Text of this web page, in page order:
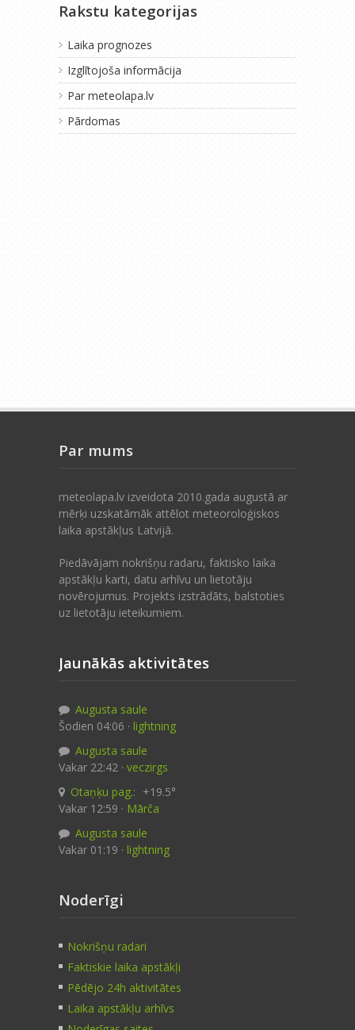
Rakstu kategorijas
Laika prognozes
Izglītojoša informācija
Par meteolapa.lv
Pārdomas
Par mums
meteolapa.lv izveidota 2010.gada augustā ar
mērķi uzskatāmāk attēlot meteoroloģiskos
laika apstākļus Latvijā.
Piedāvājam nokrišņu radaru, faktisko laika
apstākļu karti, datu arhīvu un lietotāju
novērojumus. Projekts izstrādāts, balstoties
uz lietotāju ieteikumiem.
Jaunākās aktivitātes
Augusta saule
Šodien 04:06 · lightning
Augusta saule
Vakar 22:42 · veczirgs
Otaņķu pag.: +19.5°
Vakar 12:59 · Mārča
Augusta saule
Vakar 01:19 · lightning
Noderīgi
Nokrišņu radari
Faktiskie laika apstākļi
Pēdējo 24h aktivitātes
Laika apstākļu arhīvs